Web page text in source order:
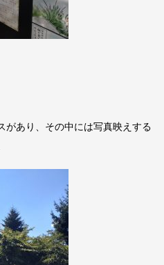
があり、その中には写真映えする